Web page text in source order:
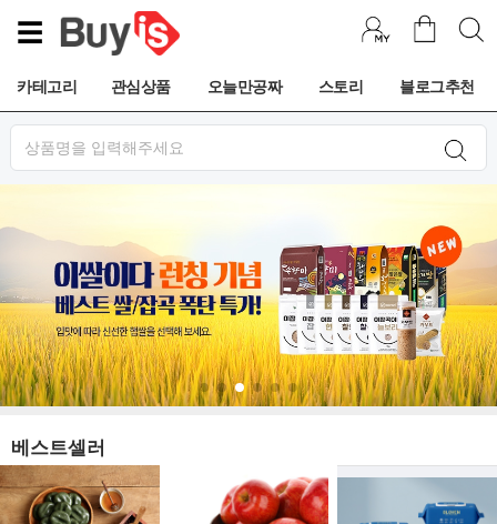
☰
카테고리 관심상품 오늘만공짜 스토리 블로그추천
로그인해 주세요.
카테고리
좋은 가격에 다양한 상품들
리빙/주방 디지털/가전 노트북/PC 레저/자동차
애완/도서 구독/오피스
베스트셀러